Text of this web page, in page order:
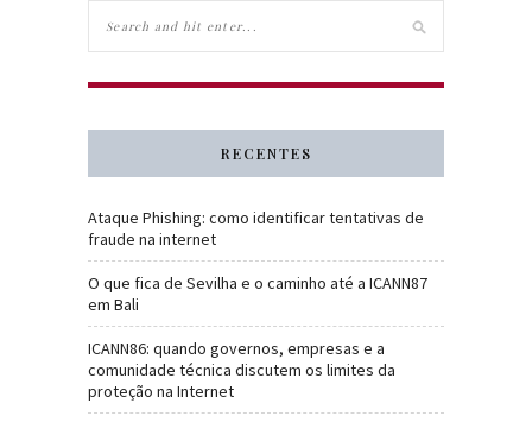
RECENTES
Ataque Phishing: como identificar tentativas de
fraude na internet
O que fica de Sevilha e o caminho até a ICANN87
em Bali
ICANN86: quando governos, empresas e a
comunidade técnica discutem os limites da
proteção na Internet